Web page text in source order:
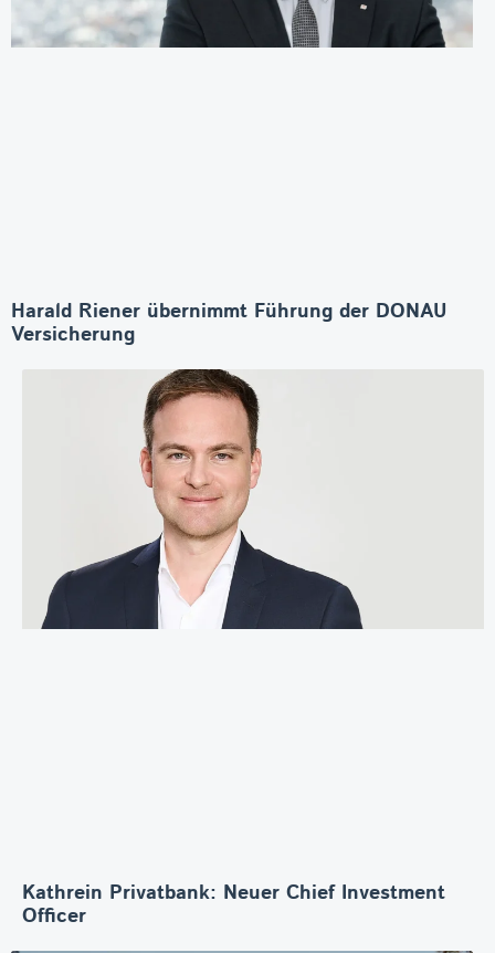
Harald Riener übernimmt Führung der DONAU
Versicherung
Kathrein Privatbank: Neuer Chief Investment
Officer